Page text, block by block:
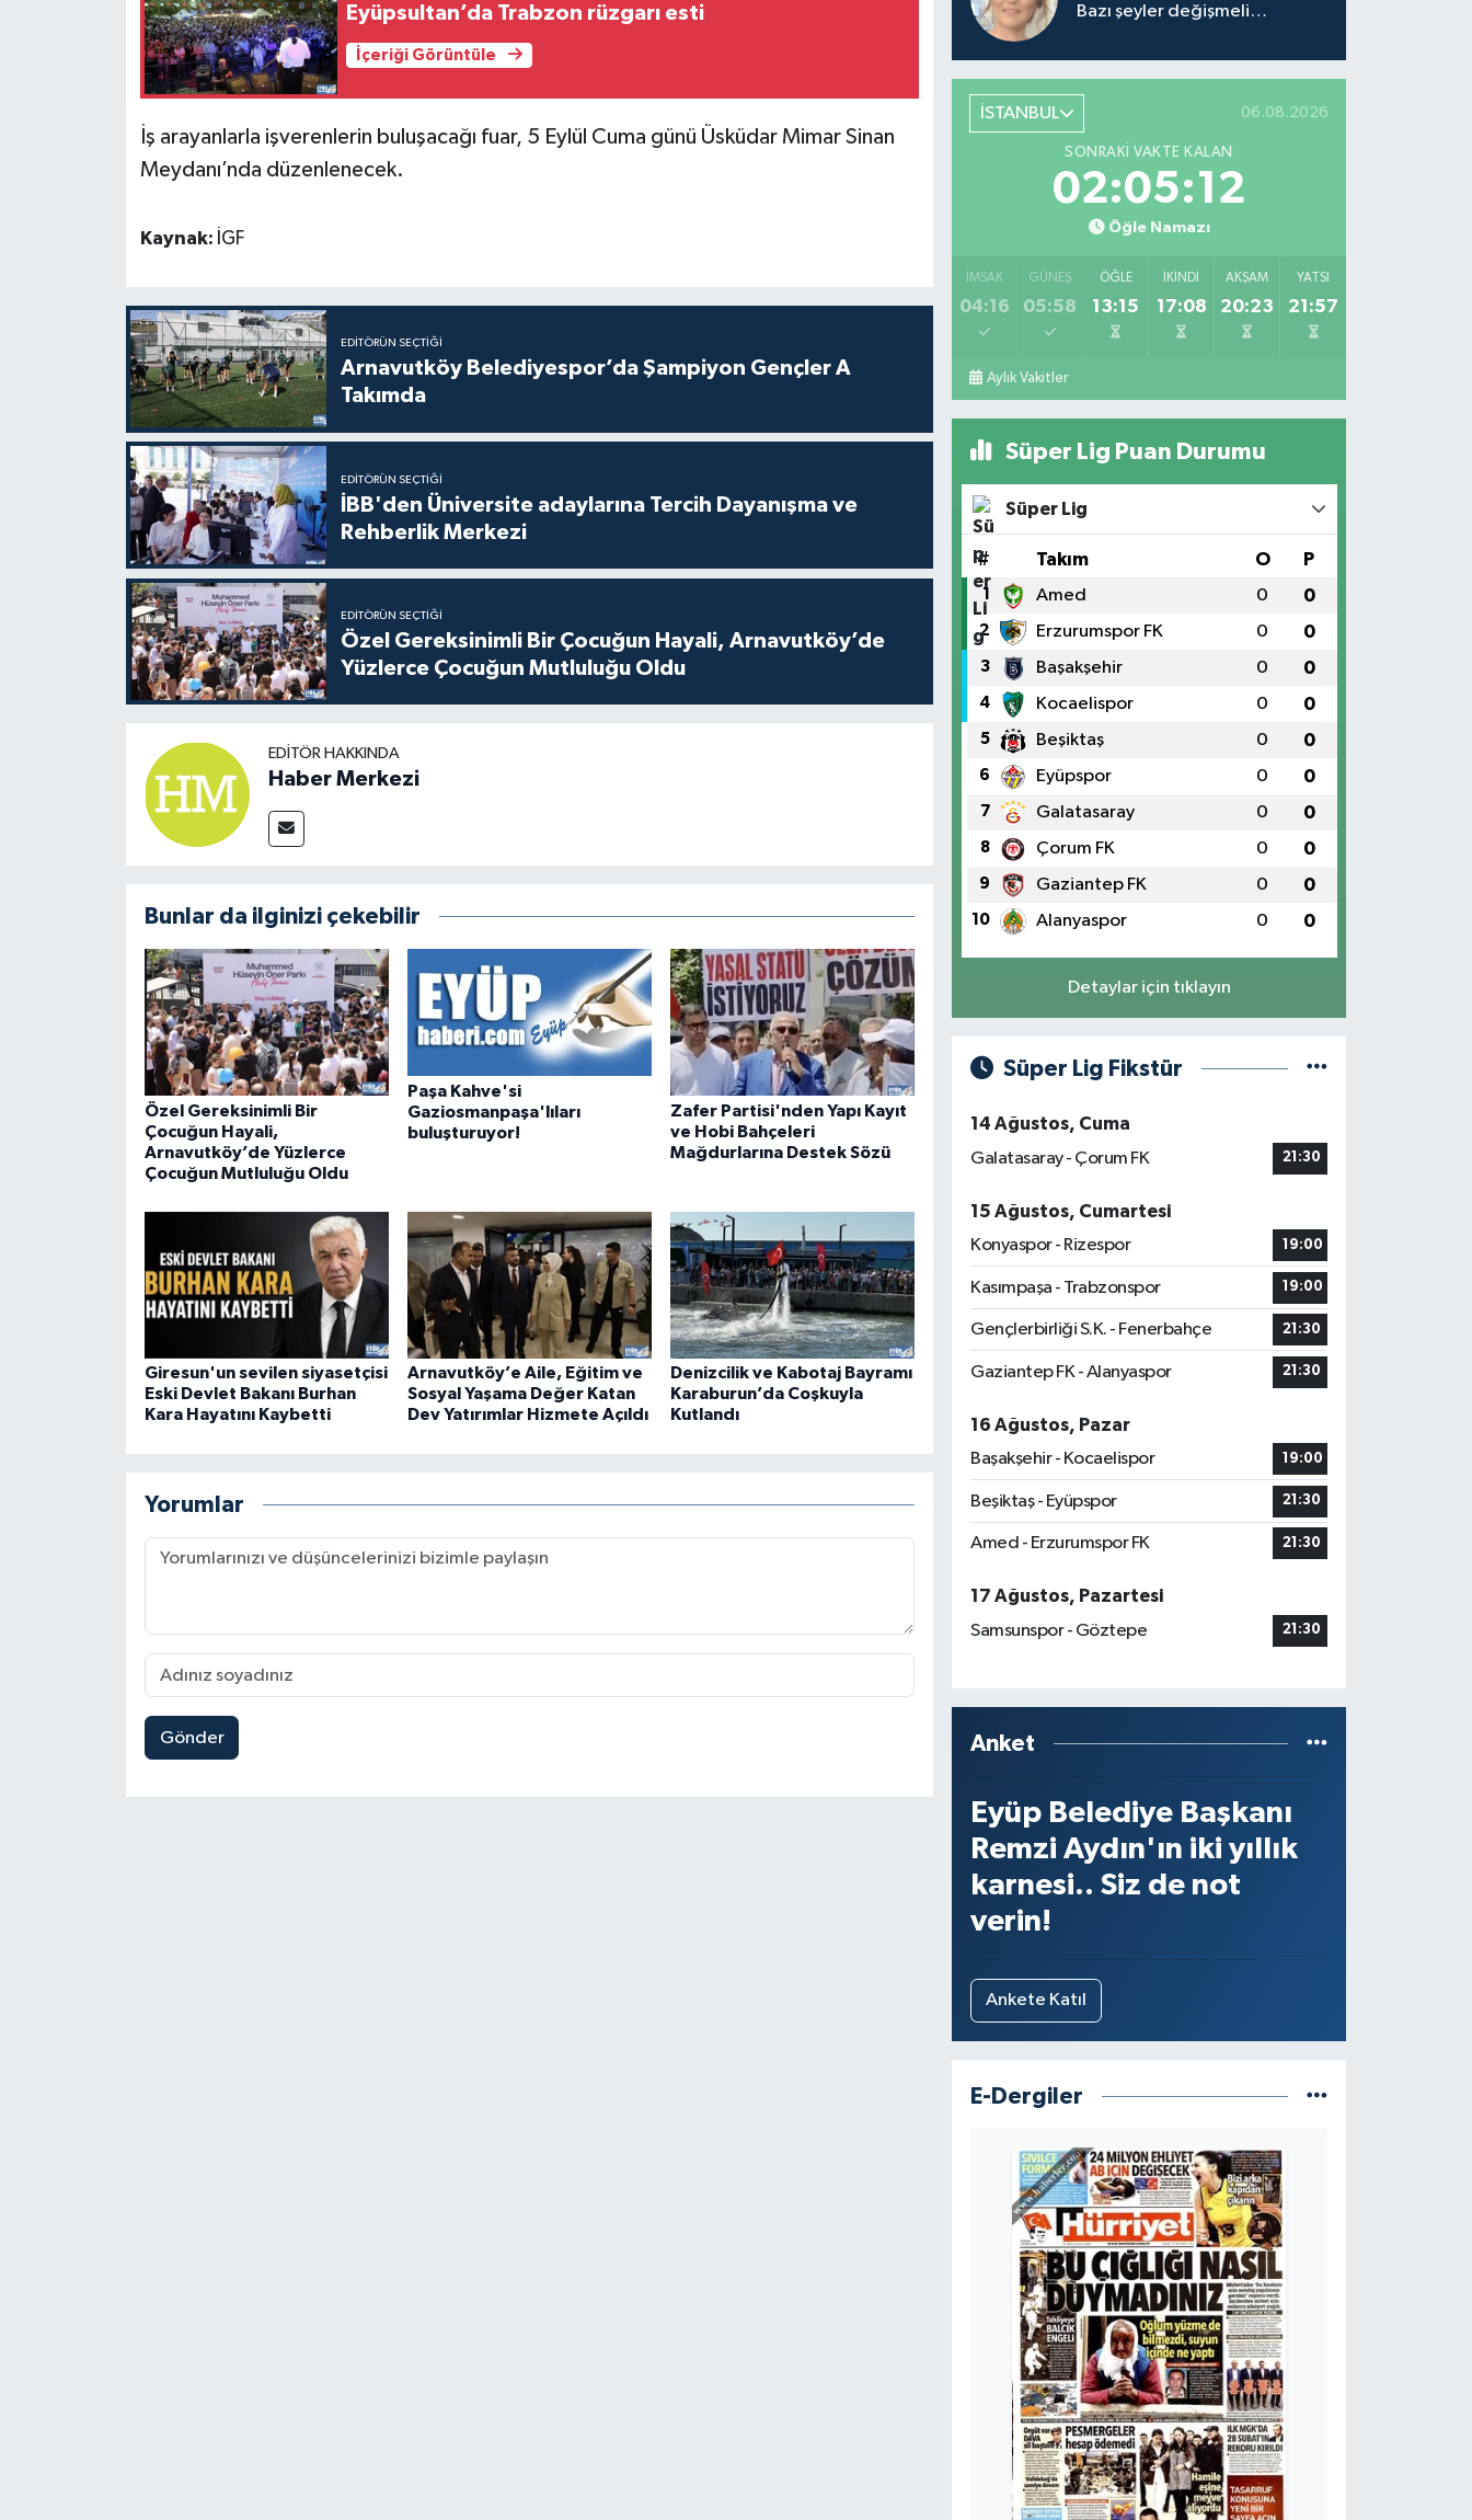
Eyüpsultan’da Trabzon rüzgarı esti
İçeriği Görüntüle
İş arayanlarla işverenlerin buluşacağı fuar, 5 Eylül Cuma günü Üsküdar Mimar Sinan
Meydanı’nda düzenlenecek.
Kaynak: İGF
EDITÖRÜN SEÇTIĞI
Arnavutköy Belediyespor’da Şampiyon Gençler A
Takımda
EDITÖRÜN SEÇTIĞI
İBB'den Üniversite adaylarına Tercih Dayanışma ve
Rehberlik Merkezi
EDITÖRÜN SEÇTIĞI
Özel Gereksinimli Bir Çocuğun Hayali, Arnavutköy’de
Yüzlerce Çocuğun Mutluluğu Oldu
EDITÖR HAKKINDA
Haber Merkezi
Bunlar da ilginizi çekebilir
Özel Gereksinimli Bir
Çocuğun Hayali,
Arnavutköy’de Yüzlerce
Çocuğun Mutluluğu Oldu
Paşa Kahve'si
Gaziosmanpaşa'lıları
buluşturuyor!
Zafer Partisi'nden Yapı Kayıt
ve Hobi Bahçeleri
Mağdurlarına Destek Sözü
Giresun'un sevilen siyasetçisi
Eski Devlet Bakanı Burhan
Kara Hayatını Kaybetti
Arnavutköy’e Aile, Eğitim ve
Sosyal Yaşama Değer Katan
Dev Yatırımlar Hizmete Açıldı
Denizcilik ve Kabotaj Bayramı
Karaburun’da Coşkuyla
Kutlandı
Yorumlar
Gönder
Bazı şeyler değişmeli…
İSTANBUL 06.08.2026
SONRAKI VAKTE KALAN
02:05:12
Öğle Namazı
İMSAK
04:16
GÜNEŞ
05:58
ÖĞLE
13:15
İKINDI
17:08
AKŞAM
20:23
YATSI
21:57
Aylık Vakitler
Süper Lig Puan Durumu
Süper Lig
# Takım O P
1 Amed 0 0
2 Erzurumspor FK 0 0
3 Başakşehir 0 0
4 Kocaelispor 0 0
5 Beşiktaş 0 0
6 Eyüpspor 0 0
7 Galatasaray 0 0
8 Çorum FK 0 0
9 Gaziantep FK 0 0
10 Alanyaspor 0 0
Detaylar için tıklayın
Süper Lig Fikstür
14 Ağustos, Cuma
Galatasaray - Çorum FK
21:30
15 Ağustos, Cumartesi
Konyaspor - Rizespor
19:00
Kasımpaşa - Trabzonspor 19:00
Gençlerbirliği S.K. - Fenerbahçe 21:30
Gaziantep FK - Alanyaspor 21:30
16 Ağustos, Pazar
Başakşehir - Kocaelispor
19:00
Beşiktaş - Eyüpspor 21:30
Amed - Erzurumspor FK 21:30
17 Ağustos, Pazartesi
Samsunspor - Göztepe
21:30
Anket
Eyüp Belediye Başkanı
Remzi Aydın'ın iki yıllık
karnesi.. Siz de not
verin!
Ankete Katıl
E-Dergiler